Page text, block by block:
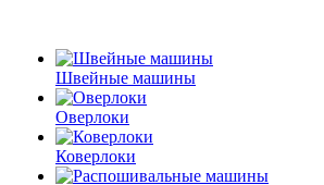
Швейные машины
Оверлоки
Коверлоки